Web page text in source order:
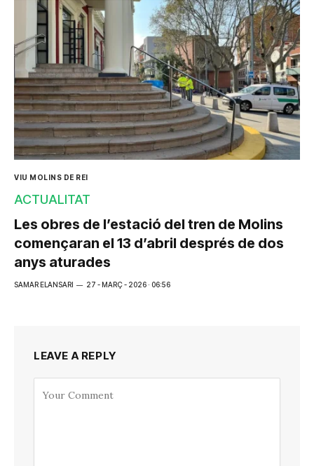
VIU MOLINS DE REI
ACTUALITAT
Les obres de l’estació del tren de Molins
començaran el 13 d’abril després de dos
anys aturades
SAMAR ELANSARI 27 - MARÇ - 2026 · 06:56
LEAVE A REPLY